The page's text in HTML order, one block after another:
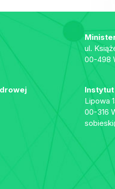
ul.
00-498
Lipowa
00-316